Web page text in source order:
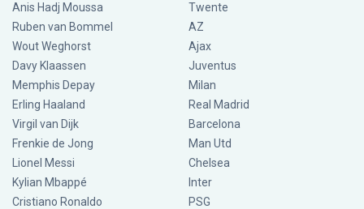
Anis Hadj Moussa
Ruben van Bommel
Wout Weghorst
Davy Klaassen
Memphis Depay
Erling Haaland
Virgil van Dijk
Frenkie de Jong
Lionel Messi
Kylian Mbappé
Cristiano Ronaldo
Twente
AZ
Ajax
Juventus
Milan
Real Madrid
Barcelona
Man Utd
Chelsea
Inter
PSG